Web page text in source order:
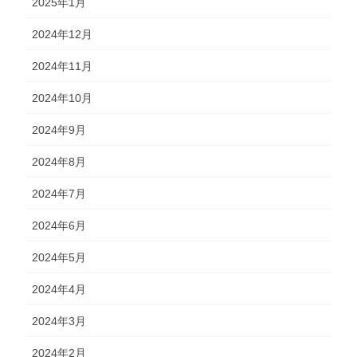
2024年12月
2024年11月
2024年10月
2024年9月
2024年8月
2024年7月
2024年6月
2024年5月
2024年4月
2024年3月
2024年2月